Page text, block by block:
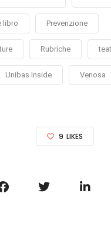
libro Prevenzione
Rubriche
Unibas Inside Venosa
9 LIKES